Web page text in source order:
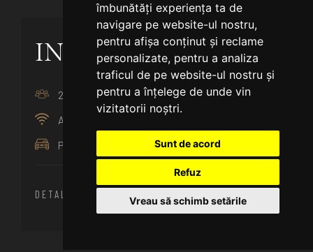
îmbunătăți experiența ta de
navigare pe website-ul nostru,
pentru afișa conținut și reclame
personalizate, pentru a analiza
traficul de pe website-ul nostru și
pentru a înțelege de unde vin
vizitatorii noștri.
Sunt de acord
Refuz
Vreau să schimb setările
INDISPONIBILA
2 persoane
Acces gratuit la Internet
Parcare gratuită
DETALII REZERVĂ ACUM